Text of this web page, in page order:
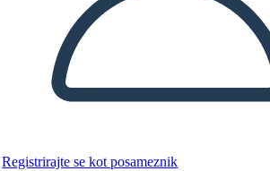
Registrirajte se kot posameznik